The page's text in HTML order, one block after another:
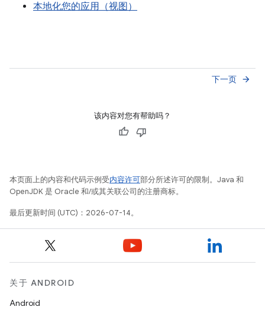
本地化您的应用（视图）
下一页 arrow_forward
该内容对您有帮助吗？
本页面上的内容和代码示例受内容许可部分所述许可的限制。Java 和
OpenJDK 是 Oracle 和/或其关联公司的注册商标。
最后更新时间 (UTC)：2026-07-14。
关于 ANDROID
Android